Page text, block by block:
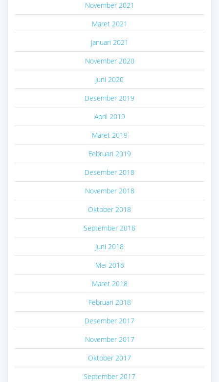
November 2021
Maret 2021
Januari 2021
November 2020
Juni 2020
Desember 2019
April 2019
Maret 2019
Februari 2019
Desember 2018
November 2018
Oktober 2018
September 2018
Juni 2018
Mei 2018
Maret 2018
Februari 2018
Desember 2017
November 2017
Oktober 2017
September 2017